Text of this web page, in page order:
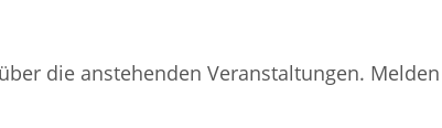
die anstehenden Veranstaltungen. Melden